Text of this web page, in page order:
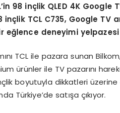
98 inçlik QLED 4K Google
inçlik TCL C735, Google TV
eğlence deneyimi
TCL ile pazara sunan
ürünler ile TV pazarını
boyutuyla dikkatleri üzerine
Türkiye’de satışa çıkıyor.